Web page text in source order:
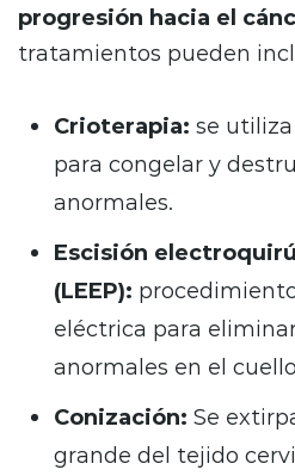
progresión hacia el
tratamientos pueden
Crioterapia: se
para congelar y
anormales.
Escisión
(LEEP):
eléctrica para
anormales en el
Conización: Se
grande del tejido